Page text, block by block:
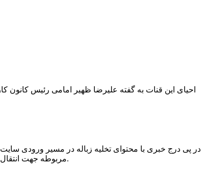
در پی درج خبری با محتوای تخلیه زباله در مسیر ورودی
مربوطه جهت انتقال این زباله ها توسط لودر به سایت و دفن آنها، سید مهدی حسینی دهیار چمگل با ارسال تصاویری خبر از جمع آوری این زباله ها توسط شهرداری داد.